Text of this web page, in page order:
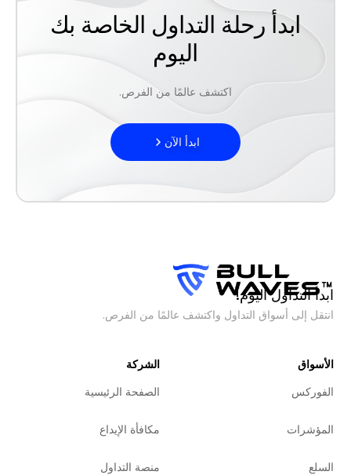
ابدأ رحلة التداول الخاصة بك
اليوم
اكتشف عالمًا من الفرص.
ابدأ الآن
ابدأ التداول اليوم!
انتقل إلى أسواق التداول واكتشف عالمًا من الفرص.
الأسواق
الفوركس
المؤشرات
السلع
الشركة
الصفحة الرئيسية
مكافأة الإيداع
منصة التداول